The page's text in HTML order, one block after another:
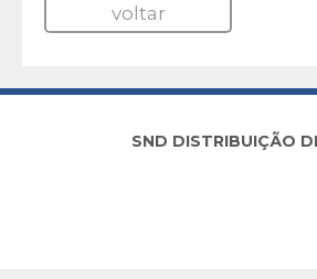
voltar
SND DISTRIBUIÇÃO